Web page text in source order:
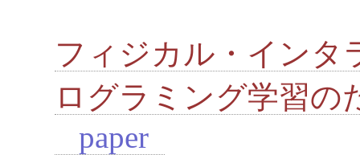
フィジカル・インタ
ログラミング学習の
paper